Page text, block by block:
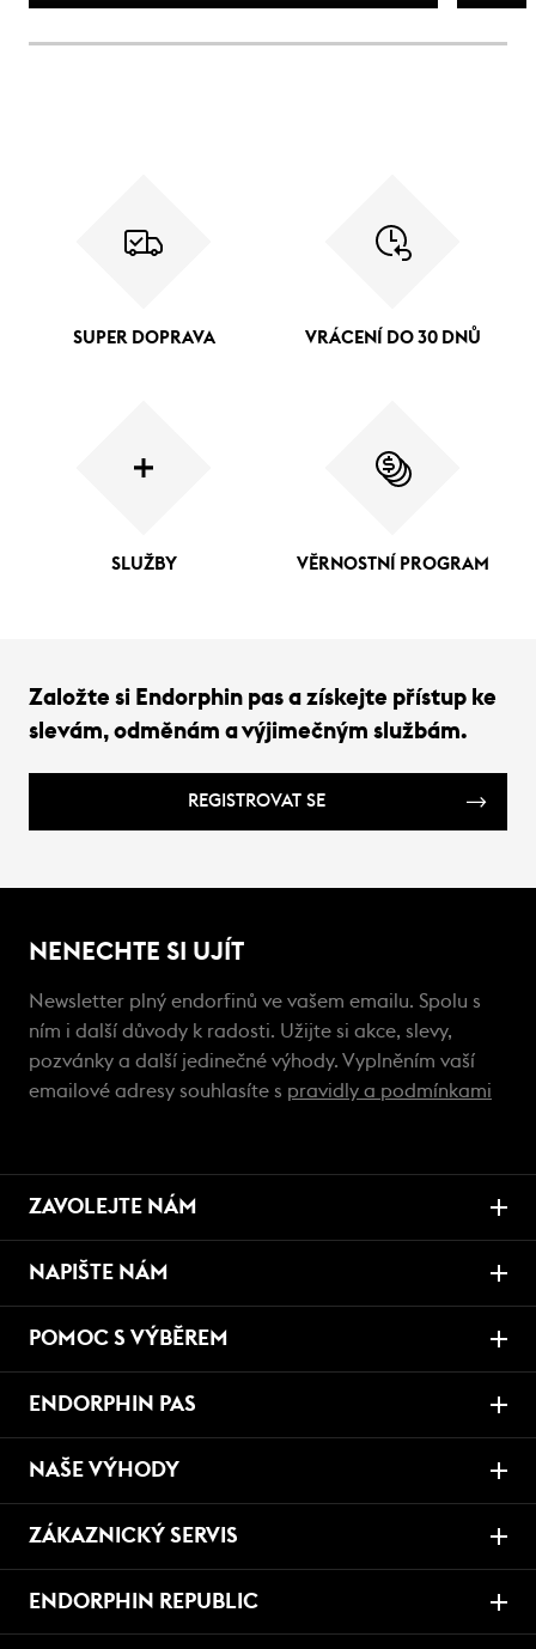
SUPER DOPRAVA VRÁCENÍ DO 30 DNŮ
SLUŽBY VĚRNOSTNÍ PROGRAM
Založte si Endorphin pas a získejte přístup ke
slevám, odměnám a výjimečným službám.
REGISTROVAT SE
NENECHTE SI UJÍT
Newsletter plný endorfinů ve vašem emailu. Spolu s
ním i další důvody k radosti. Užijte si akce, slevy,
pozvánky a další jedinečné výhody. Vyplněním vaší
emailové adresy souhlasíte s pravidly a podmínkami
ZAVOLEJTE NÁM
NAPIŠTE NÁM
POMOC S VÝBĚREM
ENDORPHIN PAS
NAŠE VÝHODY
ZÁKAZNICKÝ SERVIS
ENDORPHIN REPUBLIC